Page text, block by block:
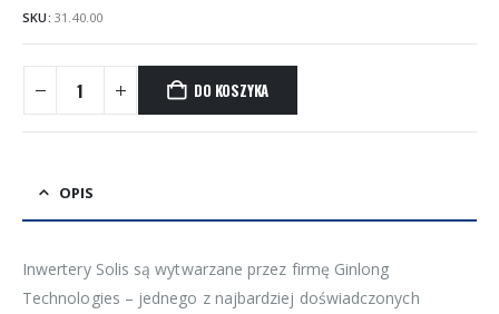
SKU: 31.40.00
DO KOSZYKA
OPIS
Inwertery Solis są wytwarzane przez firmę Ginlong
Technologies – jednego z najbardziej doświadczonych